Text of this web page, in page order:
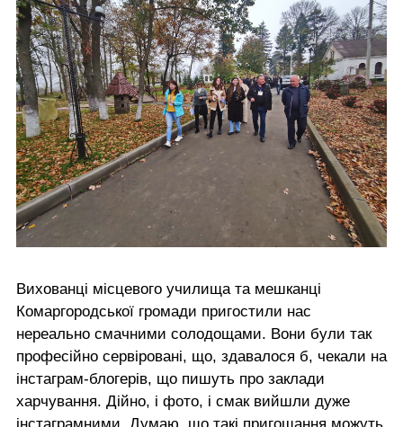
Вихованці місцевого училища та мешканці
Комаргородської громади пригостили нас
нереально смачними солодощами. Вони були так
професійно сервіровані, що, здавалося б, чекали на
інстаграм-блогерів, що пишуть про заклади
харчування. Дійно, і фото, і смак вийшли дуже